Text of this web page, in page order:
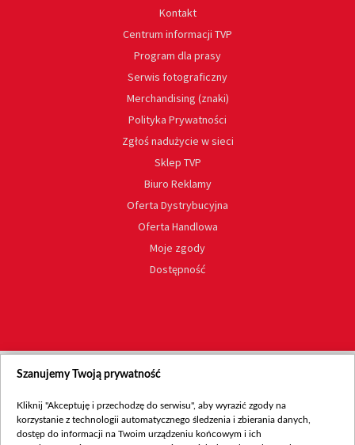
Kontakt
Centrum informacji TVP
Program dla prasy
Serwis fotograficzny
Merchandising (znaki)
Polityka Prywatności
Zgłoś nadużycie w sieci
Sklep TVP
Biuro Reklamy
Oferta Dystrybucyjna
Oferta Handlowa
Moje zgody
Dostępność
Szanujemy Twoją prywatność
Kliknij "Akceptuję i przechodzę do serwisu", aby wyrazić zgody na
korzystanie z technologii automatycznego śledzenia i zbierania danych,
dostęp do informacji na Twoim urządzeniu końcowym i ich